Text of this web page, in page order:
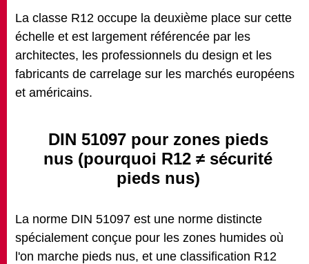
La classe R12 occupe la deuxième place sur cette
échelle et est largement référencée par les
architectes, les professionnels du design et les
fabricants de carrelage sur les marchés européens
et américains.
DIN 51097 pour zones pieds
nus (pourquoi R12 ≠ sécurité
pieds nus)
La norme DIN 51097 est une norme distincte
spécialement conçue pour les zones humides où
l'on marche pieds nus, et une classification R12